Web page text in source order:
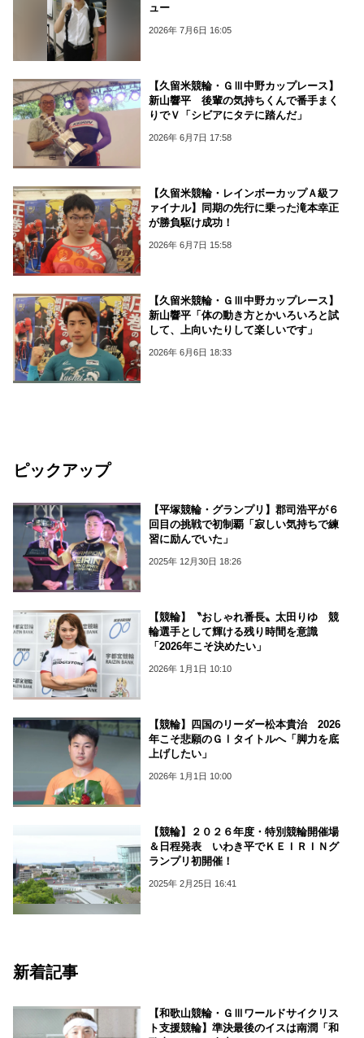
ュー
2026年 7月6日 16:05
【久留米競輪・ＧⅢ中野カップレース】
新山響平 後輩の気持ちくんで番手まく
りでＶ「シビアにタテに踏んだ」
2026年 6月7日 17:58
【久留米競輪・レインボーカップＡ級フ
ァイナル】同期の先行に乗った滝本幸正
が勝負駆け成功！
2026年 6月7日 15:58
【久留米競輪・ＧⅢ中野カップレース】
新山響平「体の動き方とかいろいろと試
して、上向いたりして楽しいです」
2026年 6月6日 18:33
ピックアップ
【平塚競輪・グランプリ】郡司浩平が６
回目の挑戦で初制覇「寂しい気持ちで練
習に励んでいた」
2025年 12月30日 18:26
【競輪】〝おしゃれ番長〟太田りゆ 競
輪選手として輝ける残り時間を意識
「2026年こそ決めたい」
2026年 1月1日 10:10
【競輪】四国のリーダー松本貴治 2026
年こそ悲願のＧⅠタイトルへ「脚力を底
上げしたい」
2026年 1月1日 10:00
【競輪】２０２６年度・特別競輪開催場
＆日程発表 いわき平でＫＥＩＲＩＮグ
ランプリ初開催！
2025年 2月25日 16:41
新着記事
【和歌山競輪・ＧⅢワールドサイクリス
ト支援競輪】準決最後のイスは南潤「和